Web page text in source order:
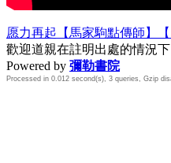
愿力再起【馬家駒點傳師】【
歡迎道親在註明出處的情況
Powered by 彌勒書院
Processed in 0.012 second(s), 3 queries, Gzip